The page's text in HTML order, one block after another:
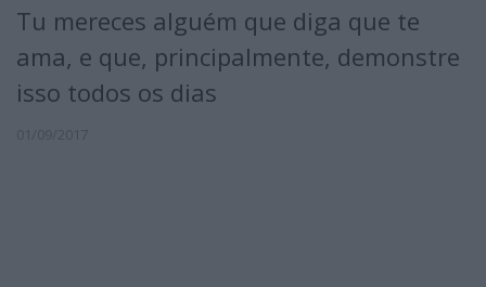
Tu mereces alguém que diga que te
ama, e que, principalmente, demonstre
isso todos os dias